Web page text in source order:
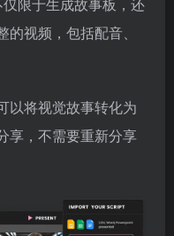
限于生成故事板，还
视频，包括配音、
以将视觉故事转化为
享，不需要重新分享